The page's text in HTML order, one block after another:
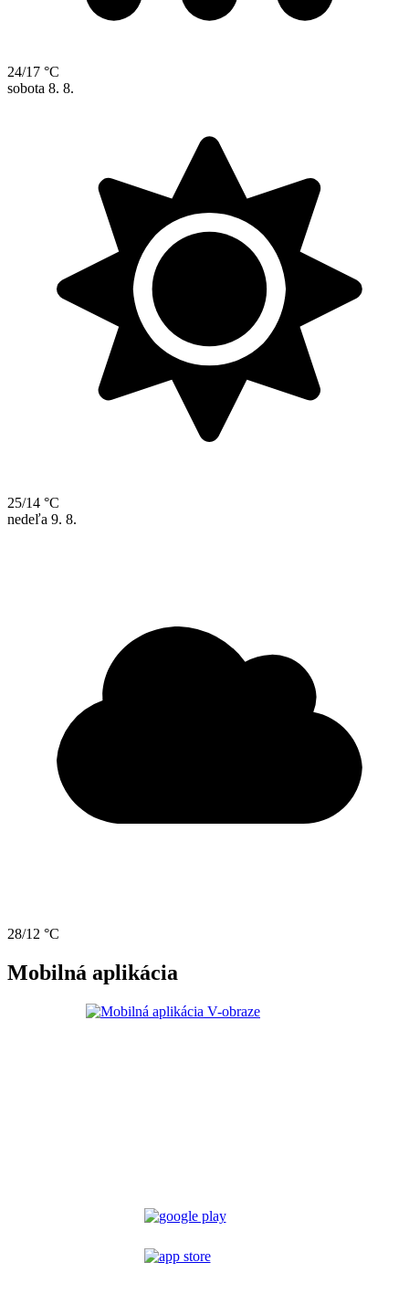
24/17 °C
sobota 8. 8.
25/14 °C
nedeľa 9. 8.
28/12 °C
Mobilná aplikácia